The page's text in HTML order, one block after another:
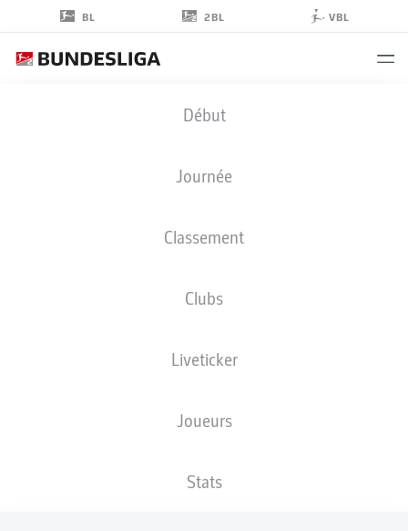
BL 2BL VBL
Début
Journée
Classement
Clubs
Liveticker
Joueurs
Stats